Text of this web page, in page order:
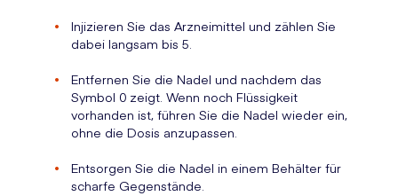
Injizieren Sie das Arzneimittel und zählen Sie
dabei langsam bis 5.
Entfernen Sie die Nadel und nachdem das
Symbol 0 zeigt. Wenn noch Flüssigkeit
vorhanden ist, führen Sie die Nadel wieder ein,
ohne die Dosis anzupassen.
Entsorgen Sie die Nadel in einem Behälter für
scharfe Gegenstände.